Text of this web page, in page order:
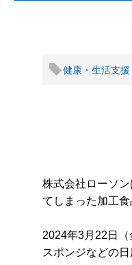
健康・生活支援
株式会社ローソ
てしまった加工
2024年3月22日
スポンジなどの